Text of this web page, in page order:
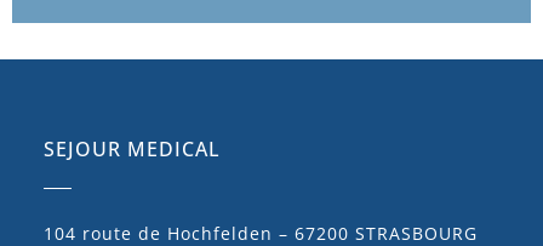
SEJOUR MEDICAL
104 route de Hochfelden – 67200 STRASBOURG